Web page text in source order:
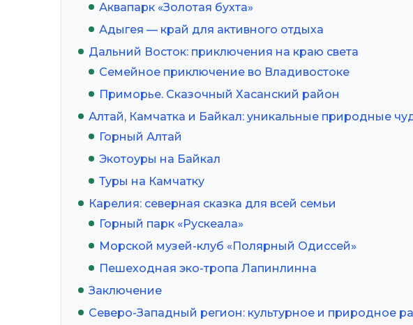
Аквапарк «Золотая бухта»
Адыгея — край для активного отдыха
Дальний Восток: приключения на краю света
Семейное приключение во Владивостоке
Приморье. Сказочный Хасанский район
Алтай, Камчатка и Байкал: уникальные природные
Горный Алтай
Экотоуры на Байкал
Туры на Камчатку
Карелия: северная сказка для всей семьи
Горный парк «Рускеала»
Морской музей-клуб «Полярный Одиссей»
Пешеходная эко-тропа Лапинлинна
Заключение
Северо-Западный регион: культурное и природное